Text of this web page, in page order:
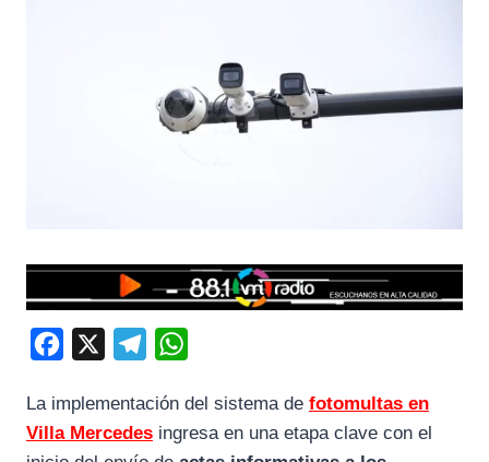
c
e
l
e
a
t
La implementación del sistema de fotomultas en
Villa Mercedes ingresa en una etapa clave con el